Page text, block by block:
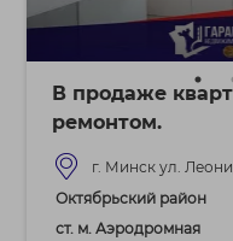
В продаже
ремонтом.
г. Минск ул.
Октябрьский район
ст. м. Аэродромная